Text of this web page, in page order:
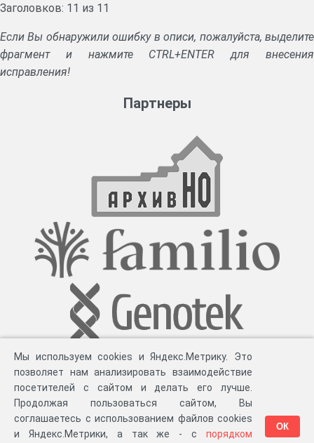
Заголовков: 11 из 11
Если Вы обнаружили ошибку в описи, пожалуйста, выделите
фрагмент и нажмите CTRL+ENTER для внесения
исправления!
Партнеры
Мы используем cookies и Яндекс.Метрику. Это
позволяет нам анализировать взаимодействие
посетителей с сайтом и делать его лучше.
Продолжая пользоваться сайтом, Вы
соглашаетесь с использованием файлов cookies
и Яндекс.Метрики, а так же - с порядком
ОК